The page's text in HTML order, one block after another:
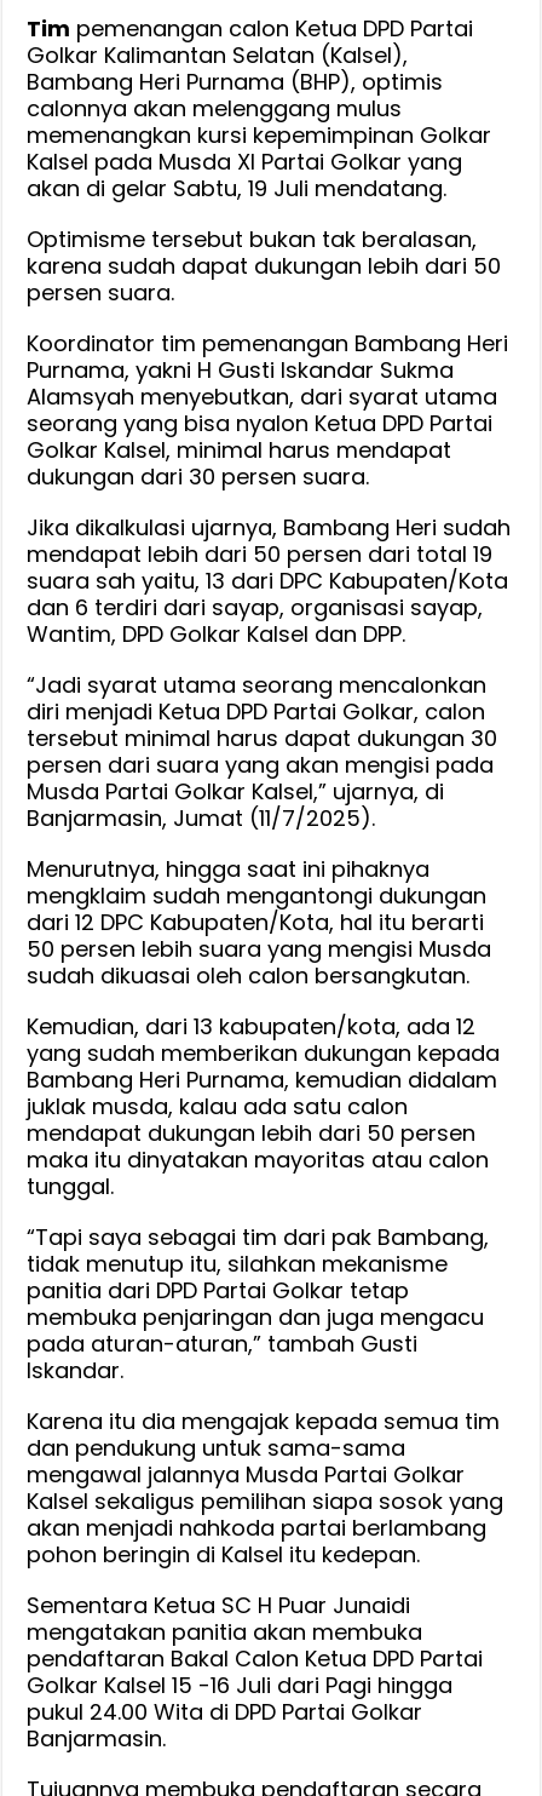
BHP
Calon
Tunggal
Ketua
DPD
Golkar
Tim pemenangan calon Ketua DPD Partai
Golkar Kalimantan Selatan (Kalsel),
Bambang Heri Purnama (BHP), optimis
calonnya akan melenggang mulus
memenangkan kursi kepemimpinan Golkar
Kalsel pada Musda XI Partai Golkar yang
akan di gelar Sabtu, 19 Juli mendatang.
Optimisme tersebut bukan tak beralasan,
karena sudah dapat dukungan lebih dari 50
persen suara.
Koordinator tim pemenangan Bambang Heri
Purnama, yakni H Gusti Iskandar Sukma
Alamsyah menyebutkan, dari syarat utama
seorang yang bisa nyalon Ketua DPD Partai
Golkar Kalsel, minimal harus mendapat
dukungan dari 30 persen suara.
Jika dikalkulasi ujarnya, Bambang Heri sudah
mendapat lebih dari 50 persen dari total 19
suara sah yaitu, 13 dari DPC Kabupaten/Kota
dan 6 terdiri dari sayap, organisasi sayap,
Wantim, DPD Golkar Kalsel dan DPP.
“Jadi syarat utama seorang mencalonkan
diri menjadi Ketua DPD Partai Golkar, calon
tersebut minimal harus dapat dukungan 30
persen dari suara yang akan mengisi pada
Musda Partai Golkar Kalsel,” ujarnya, di
Banjarmasin, Jumat (11/7/2025).
Menurutnya, hingga saat ini pihaknya
mengklaim sudah mengantongi dukungan
dari 12 DPC Kabupaten/Kota, hal itu berarti
50 persen lebih suara yang mengisi Musda
sudah dikuasai oleh calon bersangkutan.
Kemudian, dari 13 kabupaten/kota, ada 12
yang sudah memberikan dukungan kepada
Bambang Heri Purnama, kemudian didalam
juklak musda, kalau ada satu calon
mendapat dukungan lebih dari 50 persen
maka itu dinyatakan mayoritas atau calon
tunggal.
“Tapi saya sebagai tim dari pak Bambang,
tidak menutup itu, silahkan mekanisme
panitia dari DPD Partai Golkar tetap
membuka penjaringan dan juga mengacu
pada aturan-aturan,” tambah Gusti
Iskandar.
Karena itu dia mengajak kepada semua tim
dan pendukung untuk sama-sama
mengawal jalannya Musda Partai Golkar
Kalsel sekaligus pemilihan siapa sosok yang
akan menjadi nahkoda partai berlambang
pohon beringin di Kalsel itu kedepan.
Sementara Ketua SC H Puar Junaidi
mengatakan panitia akan membuka
pendaftaran Bakal Calon Ketua DPD Partai
Golkar Kalsel 15 -16 Juli dari Pagi hingga
pukul 24.00 Wita di DPD Partai Golkar
Banjarmasin.
Tujuannya membuka pendaftaran secara